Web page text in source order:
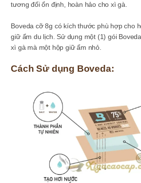
tương đối ổn định, hoàn hảo cho xì gà.
Boveda cỡ 8g có kích thước phù hợp cho
giữ ẩm du lịch. Sử dụng một (1) gói
xì gà mà một hộp giữ ẩm nhỏ.
Cách Sử dụng Boveda: